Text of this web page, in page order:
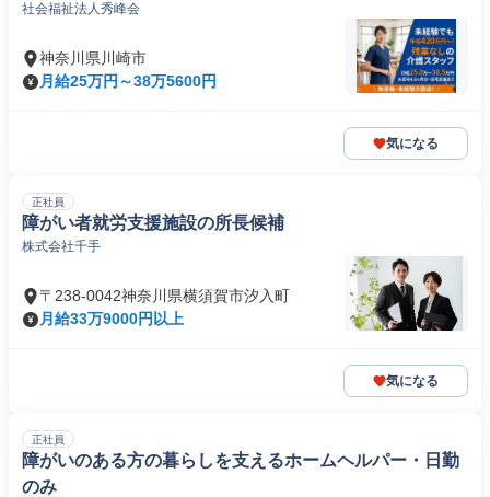
社会福祉法人秀峰会
神奈川県川崎市
月給25万円～38万5600円
気になる
正社員
障がい者就労支援施設の所長候補
株式会社千手
〒238-0042神奈川県横須賀市汐入町
月給33万9000円以上
気になる
正社員
障がいのある方の暮らしを支えるホームヘルパー・日勤
のみ